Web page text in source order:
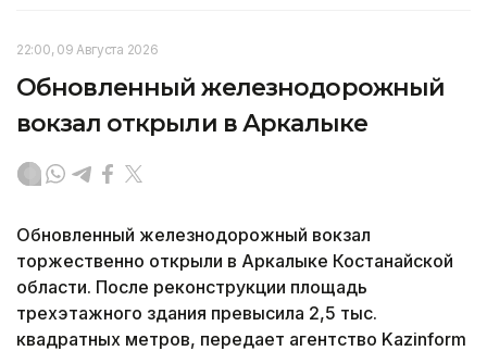
22:00, 09 Августа 2026
Обновленный железнодорожный
вокзал открыли в Аркалыке
Обновленный железнодорожный вокзал
торжественно открыли в Аркалыке Костанайской
области. После реконструкции площадь
трехэтажного здания превысила 2,5 тыс.
квадратных метров, передает агентство Kazinform